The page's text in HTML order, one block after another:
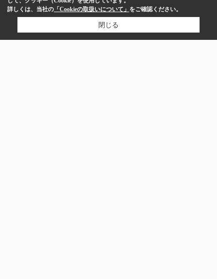
詳しくは、当社の 「Cookieの取扱いについて」 をご確認ください。
閉じる